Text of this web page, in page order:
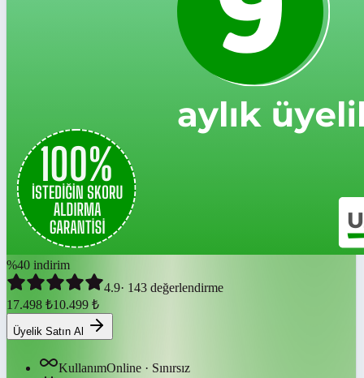
%40 indirim
4.9· 143 değerlendirme
17.498 ₺10.499 ₺
Üyelik Satın Al
KullanımOnline · Sınırsız